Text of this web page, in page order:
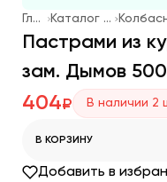
Главная Каталог продукции
Пастрами из
зам. Дымов
404₽ В наличии 2
В КОРЗИНУ
Добавить в